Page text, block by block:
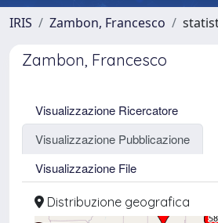
IRIS Zambon, Francesco
Zambon, Francesco
Visualizzazione Ricercatore
Visualizzazione Pubblicazione
Visualizzazione File
Distribuzione geografica